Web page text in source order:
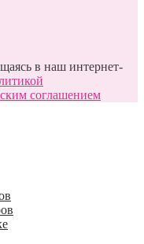
в наш интернет-
соглашением